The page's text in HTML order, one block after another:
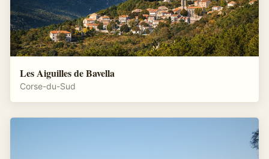
Les Aiguilles de Bavella
Corse-du-Sud